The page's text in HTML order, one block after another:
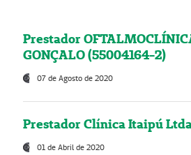
Prestador
GONÇALO (55004164-2)
07 de Agosto de 2020
Prestador Clínica Itaipú
01 de Abril de 2020